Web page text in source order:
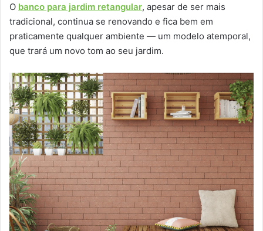
O banco para jardim retangular, apesar de ser mais
tradicional, continua se renovando e fica bem em
praticamente qualquer ambiente — um modelo atemporal,
que trará um novo tom ao seu jardim.